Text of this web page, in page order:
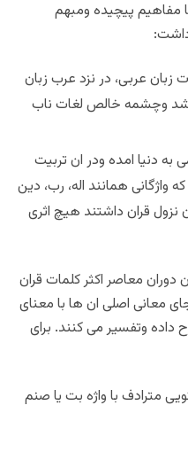
مفاهیم پیچیده ومبهم
عربی، در نزد عرب زبان
شد وچشمه خالص لغات ناب
به دنیا امده ودر ان تربیت
واژگانی همانند اله، رب، دین
قران داشتند هیچ اثری
دوران معاصر اکثر کلمات قران
معانی اصلی ان ها با معنای
وتفسیر می کنند. برای
مترادف با واژه بت یا صنم